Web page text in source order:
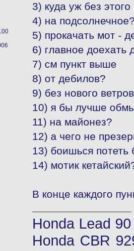
3) куда уж без этого
4) на
5) прокачать мот -
6) главное доехать
7) см пункт выше
8) от дебилов?
9) без нового
10) я бы лучше
11) на майонез?
12) а чего не
13) боишься потеть
14) мотик
В конце каждого
Honda Lead
Honda CBR